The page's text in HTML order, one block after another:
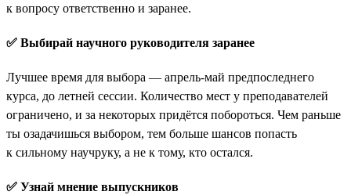
к вопросу ответственно и заранее.
✅ Выбирай научного руководителя заранее
Лучшее время для выбора — апрель-май предпоследнего
курса, до летней сессии. Количество мест у преподавателей
ограничено, и за некоторых придётся побороться. Чем раньше
ты озадачишься выбором, тем больше шансов попасть
к сильному научруку, а не к тому, кто остался.
✅ Узнай мнение выпускников